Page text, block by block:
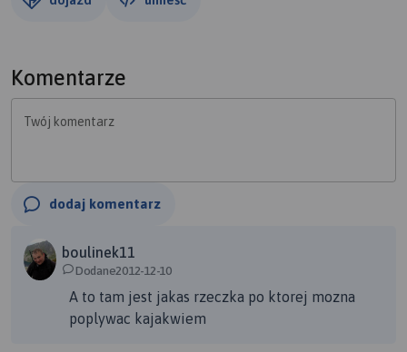
Komentarze
Twój komentarz
dodaj komentarz
boulinek11
Dodane2012-12-10
A to tam jest jakas rzeczka po ktorej mozna
poplywac kajakwiem